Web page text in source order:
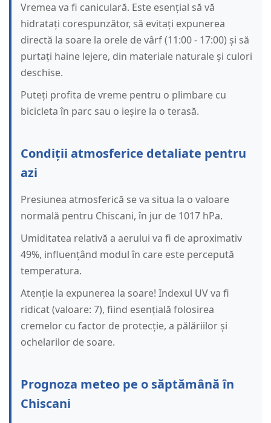
Vremea va fi caniculară. Este esențial să vă
hidratați corespunzător, să evitați expunerea
directă la soare la orele de vârf (11:00 - 17:00) și să
purtați haine lejere, din materiale naturale și culori
deschise.
Puteți profita de vreme pentru o plimbare cu
bicicleta în parc sau o ieșire la o terasă.
Condiții atmosferice detaliate pentru
azi
Presiunea atmosferică se va situa la o valoare
normală pentru Chiscani, în jur de 1017 hPa.
Umiditatea relativă a aerului va fi de aproximativ
49%, influențând modul în care este percepută
temperatura.
Atenție la expunerea la soare! Indexul UV va fi
ridicat (valoare: 7), fiind esențială folosirea
cremelor cu factor de protecție, a pălăriilor și
ochelarilor de soare.
Prognoza meteo pe o săptămână în
Chiscani